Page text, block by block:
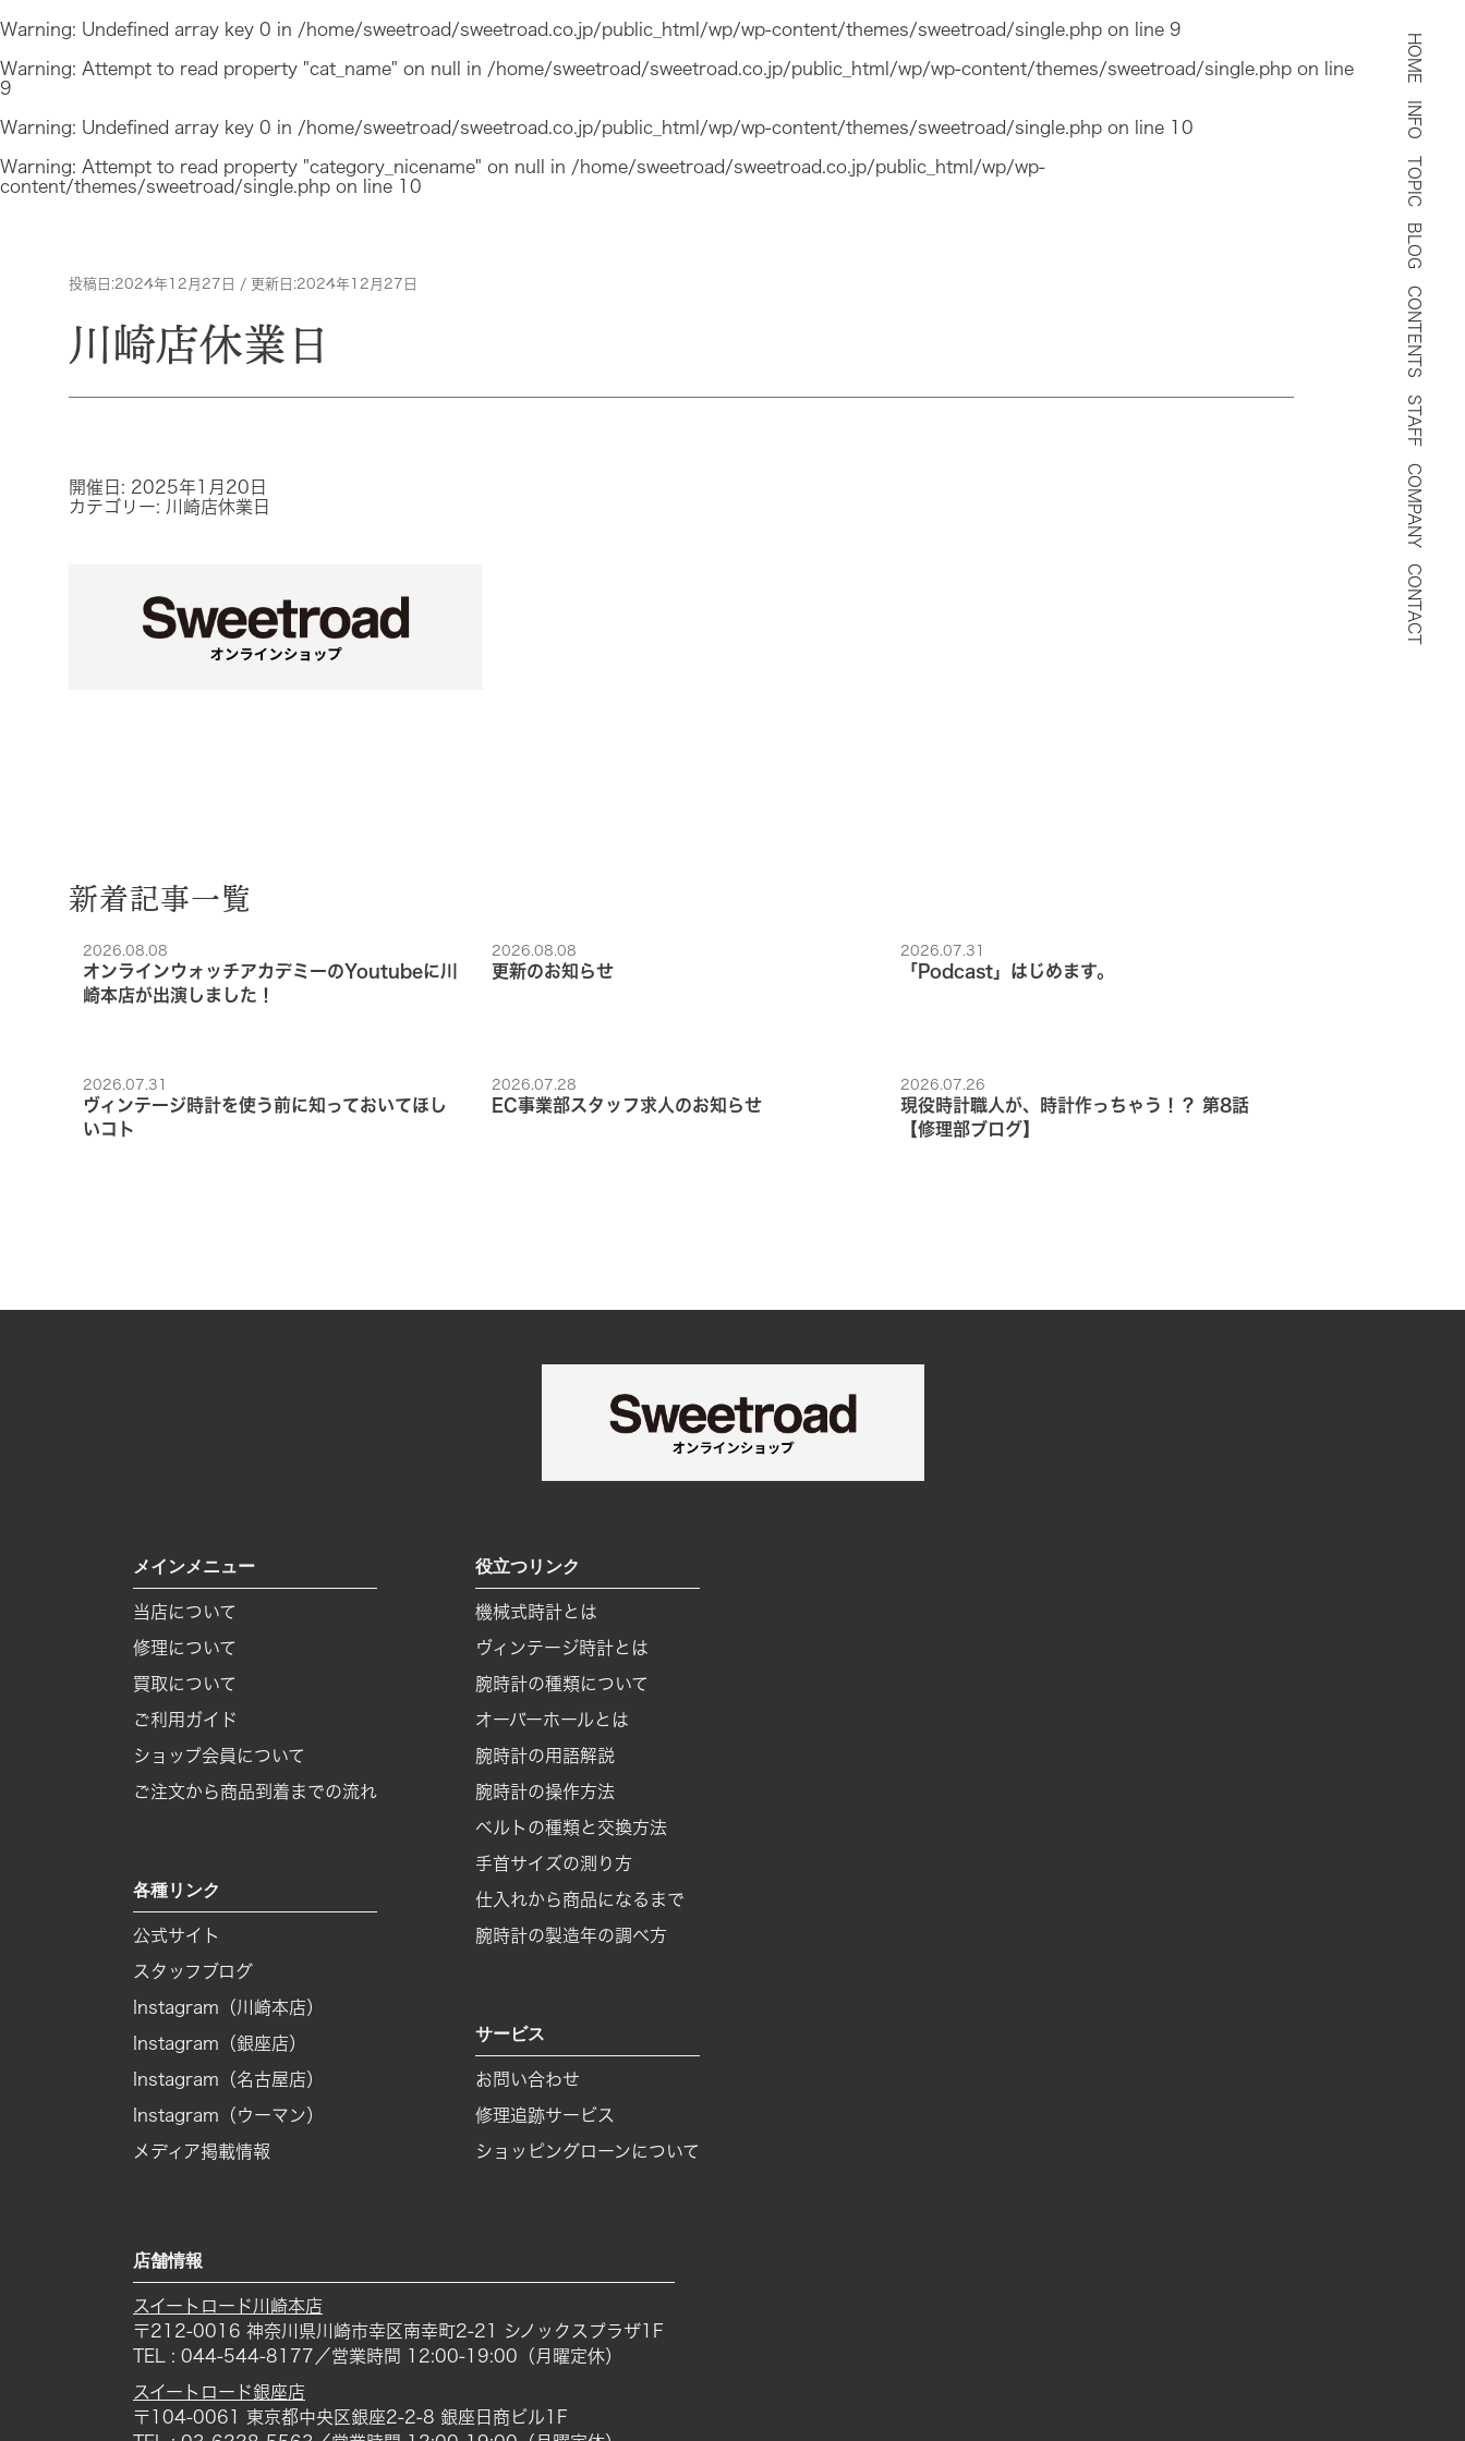
Warning: Undefined array key 0 in /home/sweetroad/sweetroad.co.jp/public_html/wp/wp-content/themes/sweetroad/single.php on line 9
Warning: Attempt to read property "cat_name" on null in /home/sweetroad/sweetroad.co.jp/public_html/wp/wp-content/themes/sweetroad/single.php on line
9
Warning: Undefined array key 0 in /home/sweetroad/sweetroad.co.jp/public_html/wp/wp-content/themes/sweetroad/single.php on line 10
Warning: Attempt to read property "category_nicename" on null in /home/sweetroad/sweetroad.co.jp/public_html/wp/wp-
content/themes/sweetroad/single.php on line 10
投稿日:2024年12月27日 / 更新日:2024年12月27日
川崎店休業日
開催日: 2025年1月20日
カテゴリー: 川崎店休業日
新着記事一覧
2026.08.08
オンラインウォッチアカデミーのYoutubeに川
崎本店が出演しました！
2026.08.08
更新のお知らせ
2026.07.31
「Podcast」はじめます。
2026.07.31
ヴィンテージ時計を使う前に知っておいてほし
いコト
2026.07.28
EC事業部スタッフ求人のお知らせ
2026.07.26
現役時計職人が、時計作っちゃう！？ 第8話
【修理部ブログ】
HOME
INFO
TOPIC
BLOG
CONTENTS
STAFF
COMPANY
CONTACT
メインメニュー
当店について
修理について
買取について
ご利用ガイド
ショップ会員について
ご注文から商品到着までの流れ
各種リンク
公式サイト
スタッフブログ
Instagram（川崎本店）
Instagram（銀座店）
Instagram（名古屋店）
Instagram（ウーマン）
メディア掲載情報
役立つリンク
機械式時計とは
ヴィンテージ時計とは
腕時計の種類について
オーバーホールとは
腕時計の用語解説
腕時計の操作方法
ベルトの種類と交換方法
手首サイズの測り方
仕入れから商品になるまで
腕時計の製造年の調べ方
サービス
お問い合わせ
修理追跡サービス
ショッピングローンについて
店舗情報
スイートロード川崎本店
〒212-0016 神奈川県川崎市幸区南幸町2-21 シノックスプラザ1F
TEL : 044-544-8177／営業時間 12:00-19:00（月曜定休）
スイートロード銀座店
〒104-0061 東京都中央区銀座2-2-8 銀座日商ビル1F